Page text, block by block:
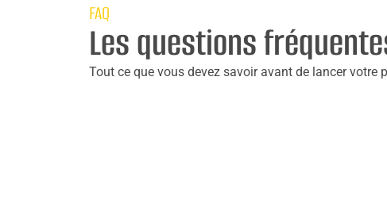
FAQ
Les questions
Tout ce que vous devez savoir avant de lancer votre